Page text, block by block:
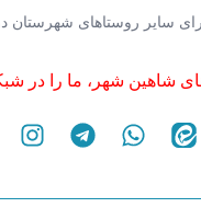
سایر روستاهای
شاهین شهر، ما را در